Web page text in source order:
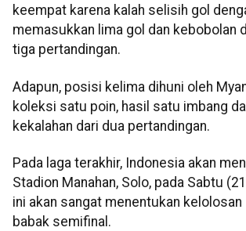
keempat karena kalah selisih gol
memasukkan lima gol dan kebobolan
tiga pertandingan.
Adapun, posisi kelima dihuni oleh
koleksi satu poin, hasil satu imbang
kekalahan dari dua pertandingan.
Pada laga terakhir, Indonesia akan
Stadion Manahan, Solo, pada Sabtu
ini akan sangat menentukan
babak semifinal.